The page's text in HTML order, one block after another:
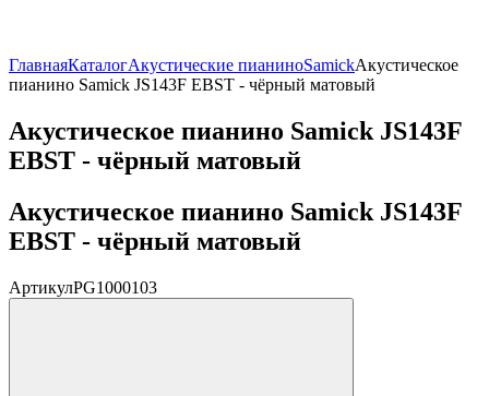
ГлавнаяКаталогАкустические пианиноSamickАкустическое
пианино Samick JS143F EBST - чёрный матовый
Акустическое пианино Samick JS143F
EBST - чёрный матовый
Акустическое пианино Samick JS143F
EBST - чёрный матовый
АртикулPG1000103